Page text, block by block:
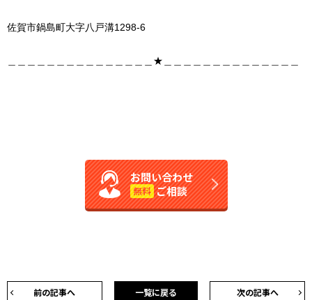
佐賀市鍋島町大字八戸溝1298-6
＿＿＿＿＿＿＿＿＿＿＿＿＿＿＿★＿＿＿＿＿＿＿＿＿＿＿＿＿＿
お問い合わせ
無料 ご相談
前の記事へ 次の記事へ
一覧に戻る